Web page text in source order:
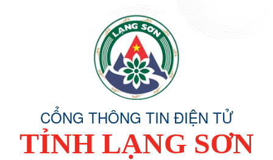
CỔNG THÔNG TIN ĐIỆN TỬ
TỈNH LẠNG SƠN